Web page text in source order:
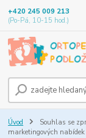
+420 245 009 213
(Po-Pá, 10-15 hod.)
Úvod
Souhlas se
marketingových nabídek